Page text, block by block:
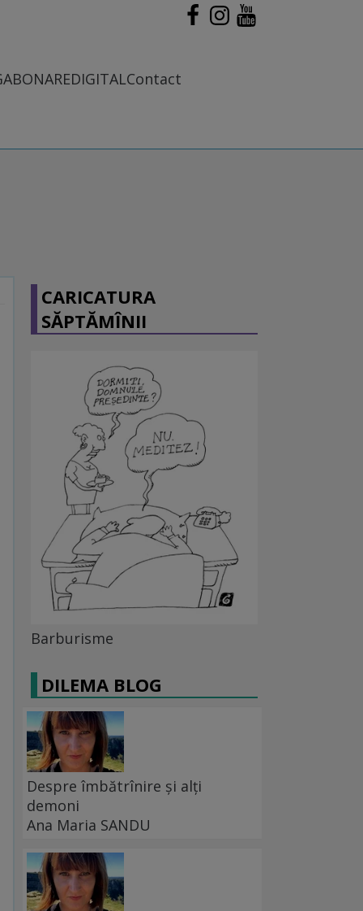
ABONAREDIGITALContact
CARICATURA
SĂPTĂMÎNII
Barburisme
DILEMA BLOG
Despre îmbătrînire și alți
demoni
Ana Maria SANDU